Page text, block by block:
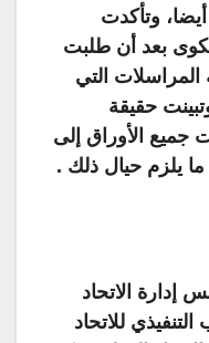
وتأكدت
بعد أن طلبت
المراسلات التي
حقيقة
الأوراق إلى
ما يلزم حيال ذلك .
الاتحاد
للاتحاد